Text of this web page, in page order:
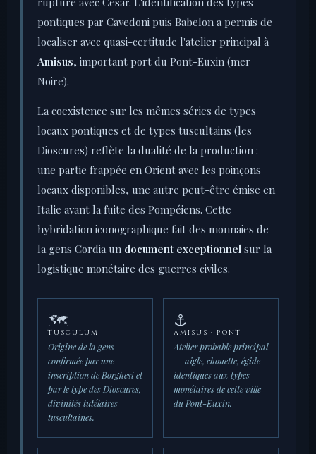
pontiques par Cavedoni puis Babelon a permis de
localiser avec quasi-certitude l'atelier principal à
Amisus, important port du Pont-Euxin (mer
Noire).
La coexistence sur les mêmes séries de types
locaux pontiques et de types tuscultains (les
Dioscures) reflète la dualité de la production :
une partie frappée en Orient avec les poinçons
locaux disponibles, une autre peut-être émise en
Italie avant la fuite des Pompéiens. Cette
hybridation iconographique fait des monnaies de
la gens Cordia un document exceptionnel sur la
logistique monétaire des guerres civiles.
🗺️
TUSCULUM
Origine de la gens —
confirmée par une
inscription de Borghesi et
par le type des Dioscures,
divinités tutélaires
tuscultaines.
⚓
AMISUS · PONT
Atelier probable principal
— aigle, chouette, égide
identiques aux types
monétaires de cette ville
du Pont-Euxin.